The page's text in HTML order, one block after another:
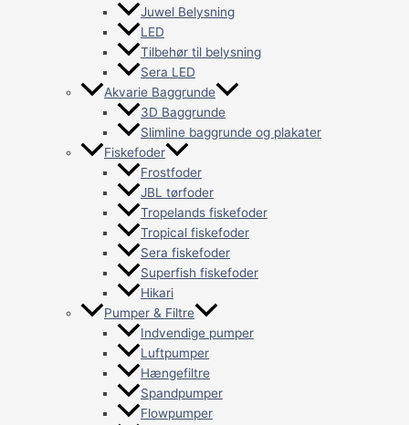
Juwel Belysning
LED
Tilbehør til belysning
Sera LED
Akvarie Baggrunde
3D Baggrunde
Slimline baggrunde og plakater
Fiskefoder
Frostfoder
JBL tørfoder
Tropelands fiskefoder
Tropical fiskefoder
Sera fiskefoder
Superfish fiskefoder
Hikari
Pumper & Filtre
Indvendige pumper
Luftpumper
Hængefiltre
Spandpumper
Flowpumper